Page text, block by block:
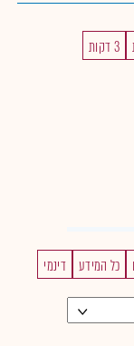
3 דקות
כל המידע דינמי